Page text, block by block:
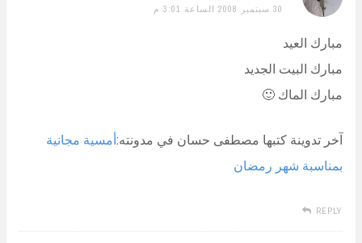
30 سبتمبر 2008 الساعة 3:01 م
مبارك العيد
مبارك البيت الجديد
مبارك الماك 🙂
آخر تدوينة كتبها مصطفى حسان في مدونته:أمسية مجانية
بمناسبة شهر رمضان
REPLY